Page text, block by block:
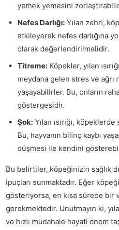
yemek yemesini
Nefes Darlığı: Yılan zehri,
etkileyerek nefes darlığına
olarak değerlendirilmelidir.
Titreme: Köpekler, yılan
meydana gelen stres ve ağrı
yaşayabilirler. Bu, onların
göstergesidir.
Şok: Yılan ısırığı,
Bu, hayvanın bilinç kaybı
düşmesi ile kendini
Bu belirtiler, köpeğinizin sağlık
ipuçları sunmaktadır. Eğer
gösteriyorsa, en kısa sürede bir
gerekmektedir. Unutmayın ki,
ve hızlı müdahale hayati önem